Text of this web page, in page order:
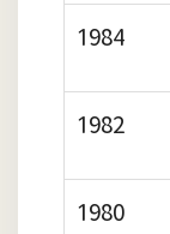
1984
1982
1980